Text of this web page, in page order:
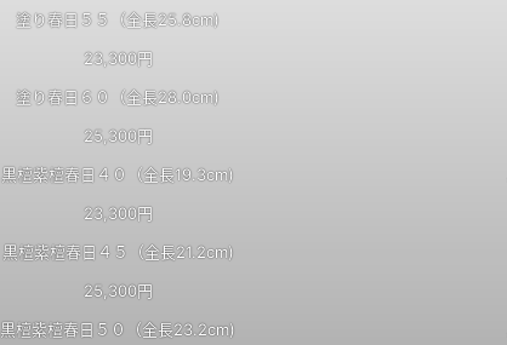
塗り春日５５（全長25.8cm)
23,300円
塗り春日６０（全長28.0cm)
25,300円
黒檀紫檀春日４０（全長19.3cm)
23,300円
黒檀紫檀春日４５（全長21.2cm)
25,300円
黒檀紫檀春日５０（全長23.2cm)